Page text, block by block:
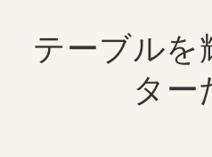
テーブルを
ター